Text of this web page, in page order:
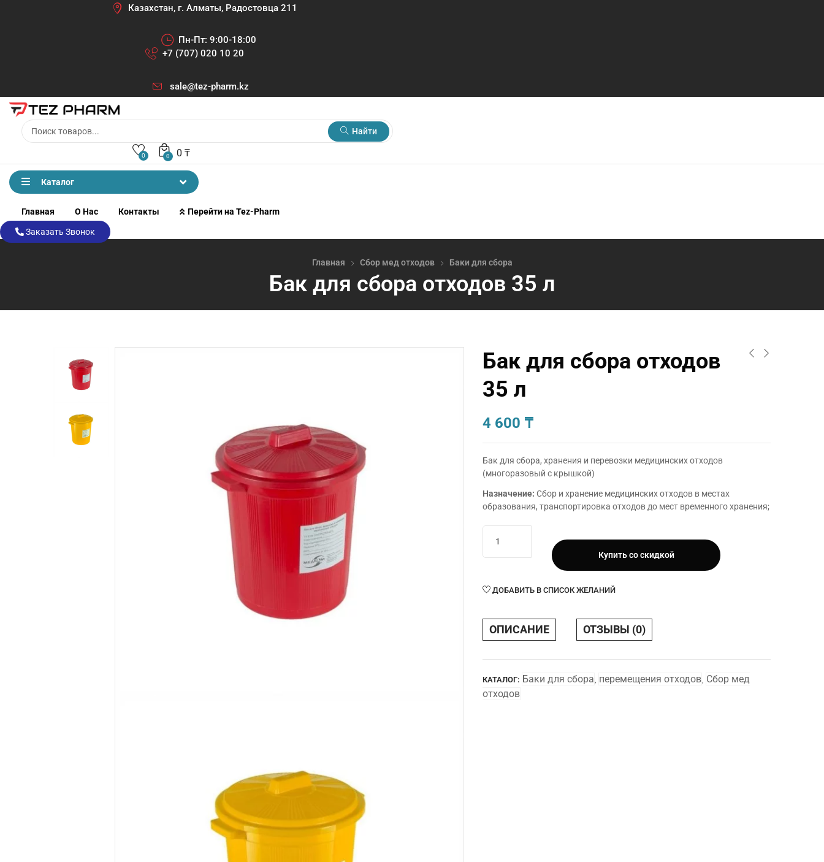
Казахстан, г. Алматы, Радостовца 211
Пн-Пт: 9:00-18:00
+7 (707) 020 10 20
sale@tez-pharm.kz
Найти
0 0 ₸
0
Каталог
Главная О Нас Контакты Перейти на Tez-Pharm
Заказать Звонок
Главная Сбор мед отходов Баки для сбора
Бак для сбора отходов 35 л
Бак для сбора отходов
35 л
4 600 ₸
Бак для сбора, хранения и перевозки медицинских отходов
(многоразовый с крышкой)
Назначение: Сбор и хранение медицинских отходов в местах
образования, транспортировка отходов до мест временного хранения;
товара
Бак
сбора
35
Купить со скидкой
ДОБАВИТЬ В СПИСОК ЖЕЛАНИЙ
ОПИСАНИЕ ОТЗЫВЫ (0)
КАТАЛОГ: Баки для сбора, перемещения отходов, Сбор мед
отходов